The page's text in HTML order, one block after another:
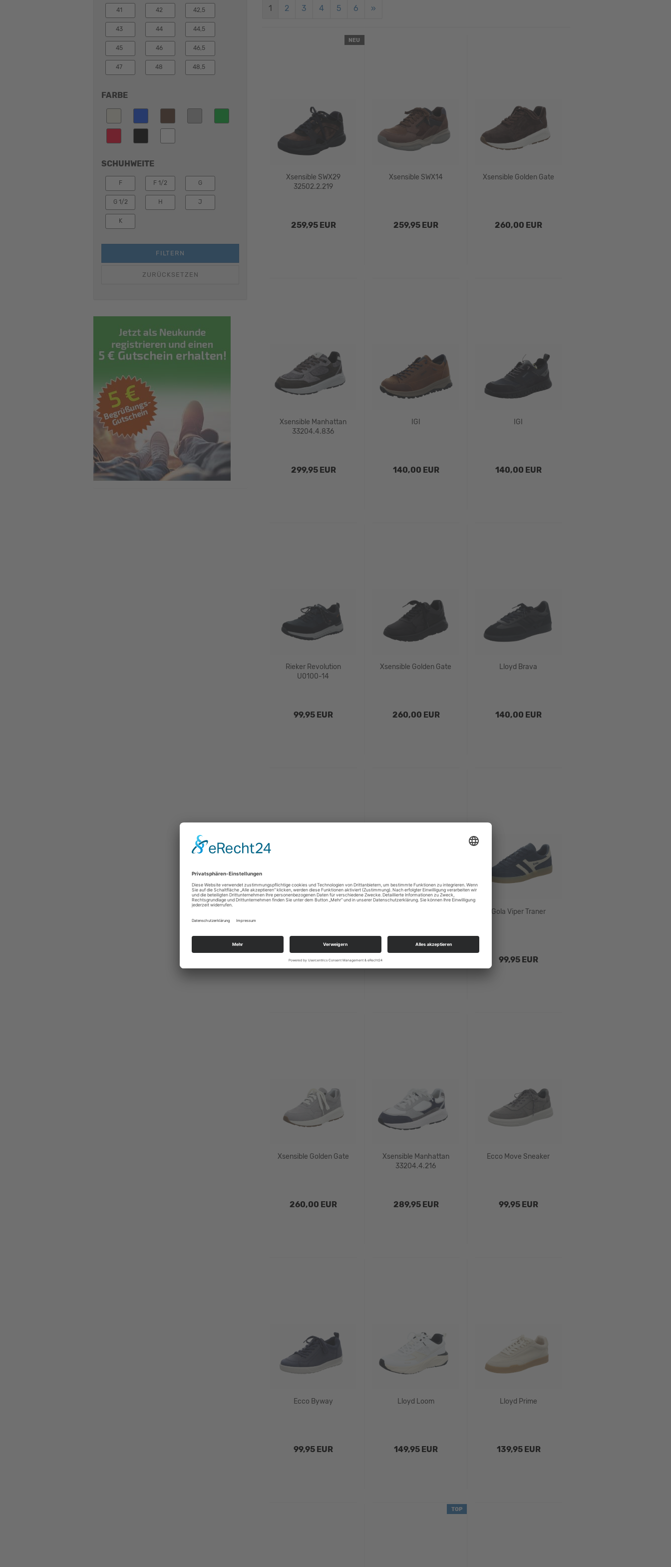
1 2 3 4 5 6 »
NEU
Xsensible SWX29
32502.2.219
259,95 EUR
Xsensible SWX14
259,95 EUR
Xsensible Golden Gate
260,00 EUR
Xsensible Manhattan
33204.4.836
299,95 EUR
IGI
140,00 EUR
IGI
140,00 EUR
Rieker Revolution
U0100-14
99,95 EUR
Xsensible Golden Gate
260,00 EUR
Lloyd Brava
140,00 EUR
99,95 EUR
Gola Viper Traner
99,95 EUR
Xsensible Golden Gate
260,00 EUR
Xsensible Manhattan
33204.4.216
289,95 EUR
Ecco Move Sneaker
99,95 EUR
Ecco Byway
99,95 EUR
Lloyd Loom
149,95 EUR
Lloyd Prime
139,95 EUR
TOP
41 42 42,5
43 44 44,5
45 46 46,5
47 48 48,5
FARBE
SCHUHWEITE
F F 1/2 G
G 1/2 H J
K
FILTERN
ZURÜCKSETZEN